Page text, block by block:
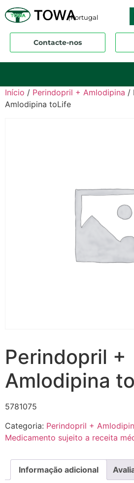
|Portugal
Contacte-nos
Início / Perindopril + Amlodipina /
Amlodipina toLife
Perindopril +
Amlodipina
5781075
Categoria: Perindopril +
Medicamento sujeito a receita
Informação adicional